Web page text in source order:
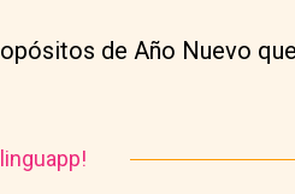
de Año Nuevo